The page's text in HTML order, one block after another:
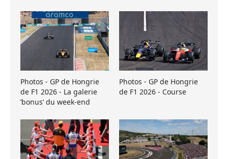
Photos - GP de Hongrie
de F1 2026 - La galerie
’bonus’ du week-end
Photos - GP de Hongrie
de F1 2026 - Course